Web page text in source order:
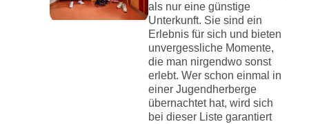
als nur eine günstige
Unterkunft. Sie sind ein
Erlebnis für sich und bieten
unvergessliche Momente,
die man nirgendwo sonst
erlebt. Wer schon einmal in
einer Jugendherberge
übernachtet hat, wird sich
bei dieser Liste garantiert